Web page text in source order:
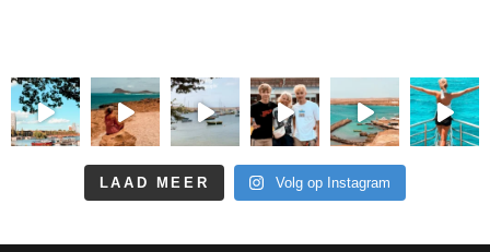
LAAD MEER Volg op Instagram